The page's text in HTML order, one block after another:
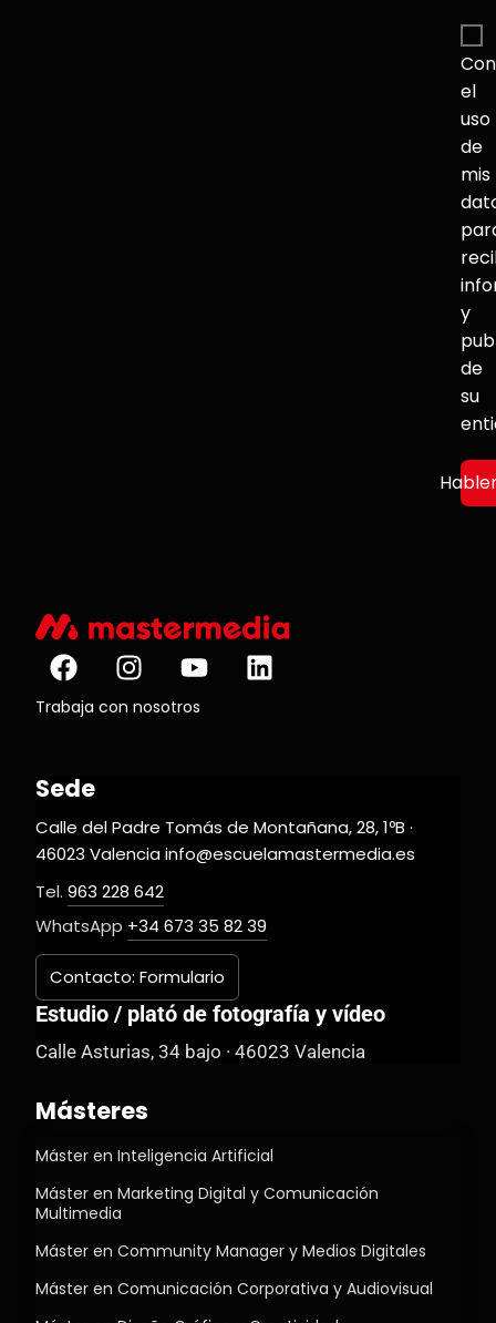
el
uso
de
mis
y
de
su
Trabaja con nosotros
Sede
Calle del Padre Tomás de Montañana, 28, 1ºB ·
46023 Valencia info@escuelamastermedia.es
Tel. 963 228 642
WhatsApp +34 673 35 82 39
Contacto: Formulario
Estudio / plató de fotografía y vídeo
Calle Asturias, 34 bajo · 46023 Valencia
Másteres
Máster en Inteligencia Artificial
Máster en Marketing Digital y Comunicación
Multimedia
Máster en Community Manager y Medios Digitales
Máster en Comunicación Corporativa y Audiovisual